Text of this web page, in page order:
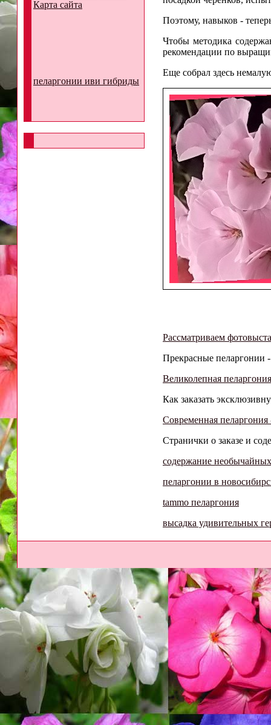
Карта сайта
пеларгонии иви гибриды
Поэтому, навыков -
Чтобы методика
рекомендации по
Еще собрал здесь
Рассматриваем
Прекрасные пеларгонии
Великолепная
Как заказать
Современная пеларгония
Странички о заказе и
содержание
пеларгонии в
tammo пеларгония
высадка удивительных